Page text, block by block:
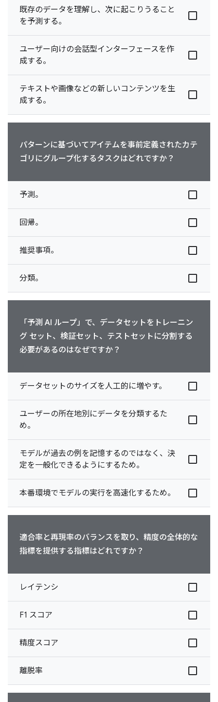
既存のデータを理解し、次に起こりうること
を予測する。
ユーザー向けの会話型インターフェースを作
成する。
テキストや画像などの新しいコンテンツを生
成する。
パターンに基づいてアイテムを事前定義されたカテ
ゴリにグループ化するタスクはどれですか？
予測。
回帰。
推奨事項。
分類。
「予測 AI ループ」で、データセットをトレーニン
グ セット、検証セット、テストセットに分割する
必要があるのはなぜですか？
データセットのサイズを人工的に増やす。
ユーザーの所在地別にデータを分類するた
め。
モデルが過去の例を記憶するのではなく、決
定を一般化できるようにするため。
本番環境でモデルの実行を高速化するため。
適合率と再現率のバランスを取り、精度の全体的な
指標を提供する指標はどれですか？
レイテンシ
F1 スコア
精度スコア
離脱率